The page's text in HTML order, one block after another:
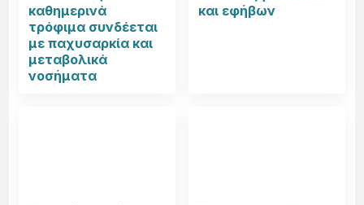
καθημερινά
τρόφιμα συνδέεται
με παχυσαρκία και
μεταβολικά
νοσήματα
και εφήβων